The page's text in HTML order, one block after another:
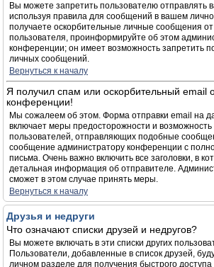
Вы можете запретить пользователю отправлять
используя правила для сообщений в вашем
получаете оскорбительные личные сообщения от
пользователя, проинформируйте об этом
конференции; он имеет возможность запретить
личных сообщений.
Вернуться к началу
Я получил спам или оскорбительный email
конференции!
Мы сожалеем об этом. Форма отправки email на
включает меры предосторожности и
пользователей, отправляющих подобные
сообщение администратору конференции с
письма. Очень важно включить все заголовки, в
детальная информация об отправителе.
сможет в этом случае принять меры.
Вернуться к началу
Друзья и недруги
Что означают списки друзей и недругов?
Вы можете включать в эти списки других
Пользователи, добавленные в список друзей,
личном разделе для получения быстрого